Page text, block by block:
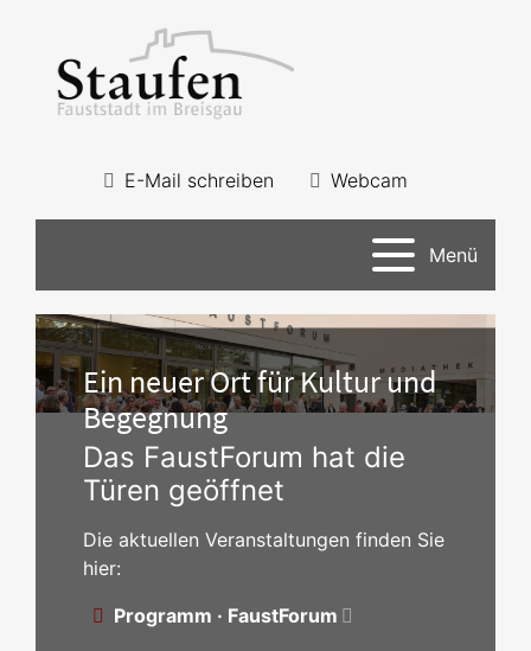
E-Mail schreiben Webcam
Menü
Ein neuer Ort für Kultur und
Begegnung
Das FaustForum hat die
Türen geöffnet
Die aktuellen Veranstaltungen finden Sie
hier:
Programm · FaustForum